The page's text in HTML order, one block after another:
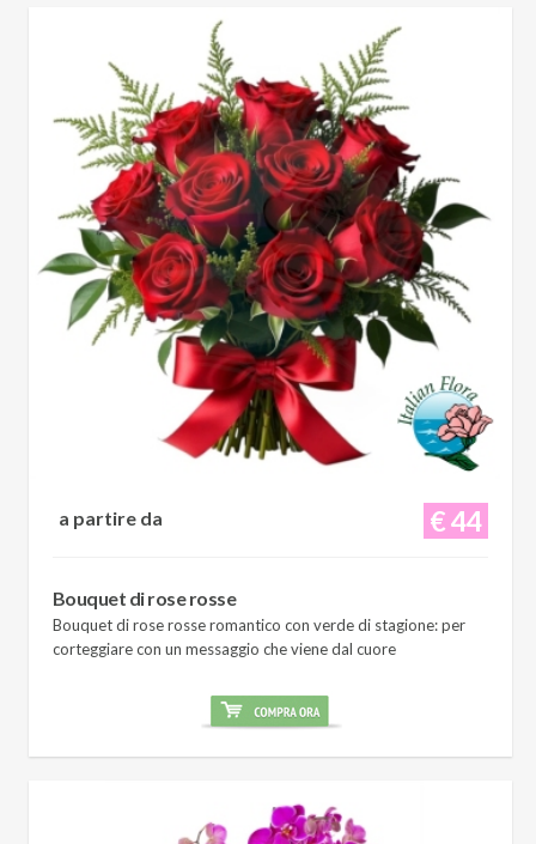
€ 44
a partire da
Bouquet di rose rosse
Bouquet di rose rosse romantico con verde di stagione: per
corteggiare con un messaggio che viene dal cuore